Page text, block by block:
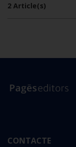
2 Article(s)
CONTACTE